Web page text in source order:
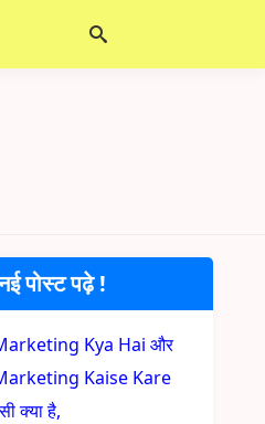
पोस्ट पढ़े !
Kya Hai और
Kaise Kare
क्या है,